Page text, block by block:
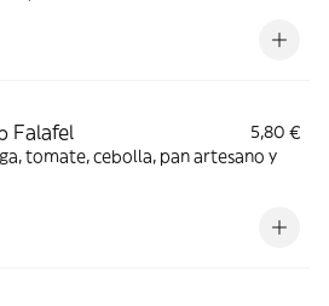
Falafel
5,80 €
tomate, cebolla, pan artesano y